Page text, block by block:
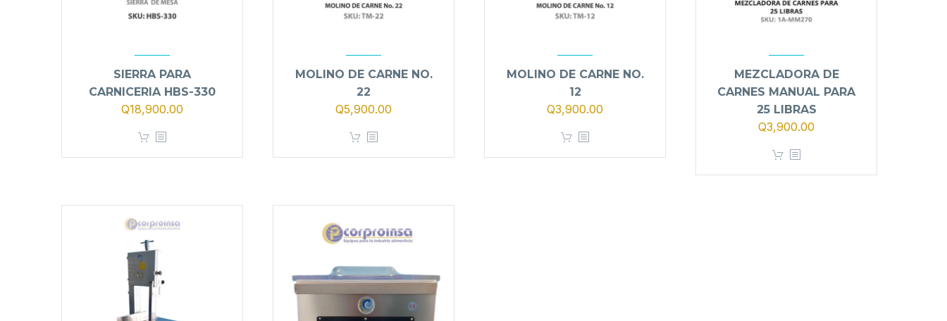
SIERRA PARA
CARNICERIA HBS-330
Q18,900.00
MOLINO DE CARNE NO.
22
El
original
era:
Q5,900.00
es:
MOLINO DE CARNE NO.
12
El
original
era:
Q3,900.00
es:
MEZCLADORA DE
CARNES MANUAL PARA
25 LIBRAS
Q3,900.00